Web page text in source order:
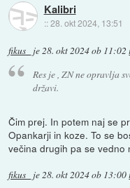
Kalibri
::28. okt 2024, 13:51
fikus_ je28. okt 2024 ob 11:02
Res je , ZN ne opravlja
državi.
Čim prej. In potem naj se
Opankarji in koze. To se
večina drugih pa se vedno
fikus_ je28. okt 2024 ob 13:00